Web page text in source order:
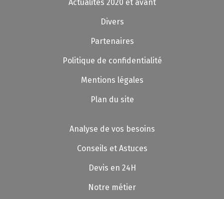
Actualités 2020 et avant
Divers
Partenaires
Politique de confidentialité
Mentions légales
Plan du site
Analyse de vos besoins
Conseils et Astuces
Devis en 24H
Notre métier